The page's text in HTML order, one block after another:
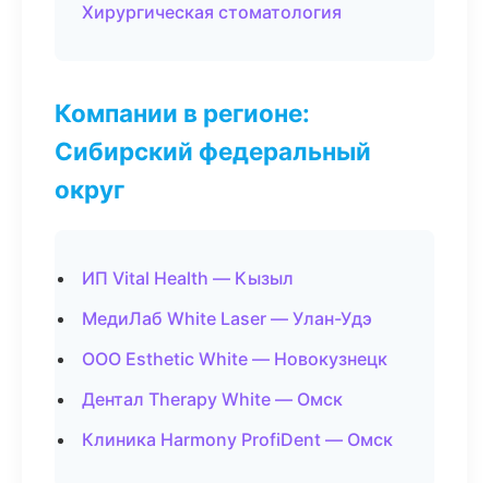
Хирургическая стоматология
Компании в регионе:
Сибирский федеральный
округ
ИП Vital Health — Кызыл
МедиЛаб White Laser — Улан-Удэ
ООО Esthetic White — Новокузнецк
Дентал Therapy White — Омск
Клиника Harmony ProfiDent — Омск